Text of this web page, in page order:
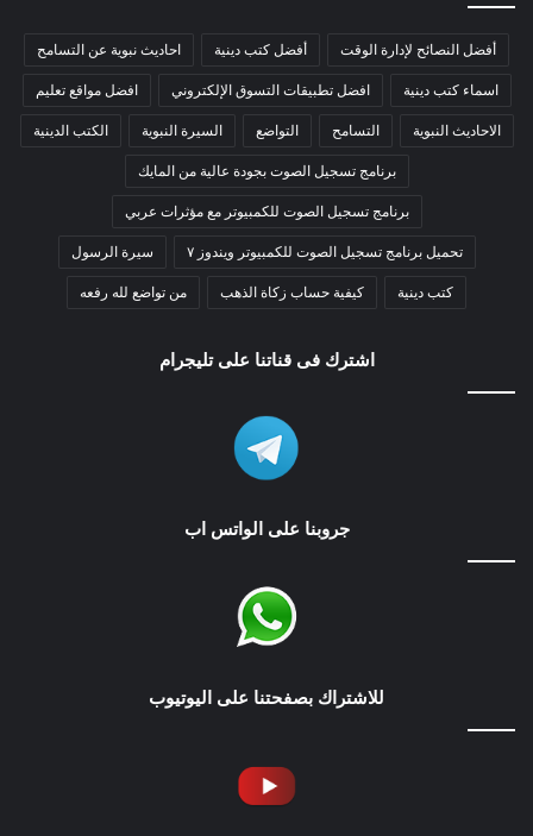
أفضل النصائح لإدارة الوقت أفضل كتب دينية احاديث نبوية عن التسامح
اسماء كتب دينية افضل تطبيقات التسوق الإلكتروني افضل مواقع تعليم
الاحاديث النبوية التسامح التواضع السيرة النبوية الكتب الدينية
برنامج تسجيل الصوت بجودة عالية من المايك
برنامج تسجيل الصوت للكمبيوتر مع مؤثرات عربي
تحميل برنامج تسجيل الصوت للكمبيوتر ويندوز ٧ سيرة الرسول
كتب دينية كيفية حساب زكاة الذهب من تواضع لله رفعه
اشترك فى قناتنا على تليجرام
جروبنا على الواتس اب
للاشتراك بصفحتنا على اليوتيوب